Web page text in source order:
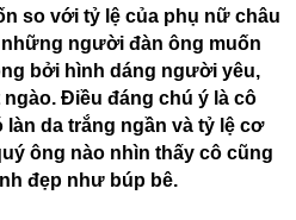
so với tỷ lệ của phụ nữ châu
người đàn ông muốn
bởi hình dáng người yêu,
Điều đáng chú ý là cô
da trắng ngần và tỷ lệ cơ
ông nào nhìn thấy cô cũng
đẹp như búp bê.